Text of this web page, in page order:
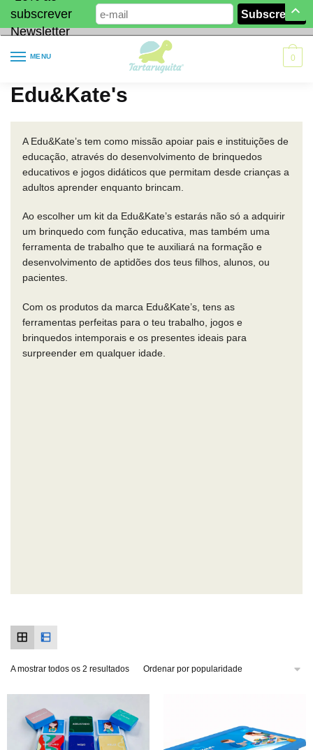
subscrever
Newsletter
MENU 0
Edu&Kate's
A Edu&Kate’s tem como missão apoiar pais e instituições de
educação, através do desenvolvimento de brinquedos
educativos e jogos didáticos que permitam desde crianças a
adultos aprender enquanto brincam.
Ao escolher um kit da Edu&Kate’s estarás não só a adquirir
um brinquedo com função educativa, mas também uma
ferramenta de trabalho que te auxiliará na formação e
desenvolvimento de aptidões dos teus filhos, alunos, ou
pacientes.
Com os produtos da marca Edu&Kate’s, tens as
ferramentas perfeitas para o teu trabalho, jogos e
brinquedos intemporais e os presentes ideais para
surpreender em qualquer idade.
A mostrar todos os 2 resultados